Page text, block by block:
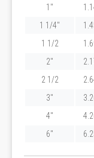
1"
1 1/4"
1 1/2
2"
2 1/2
3"
4"
6"